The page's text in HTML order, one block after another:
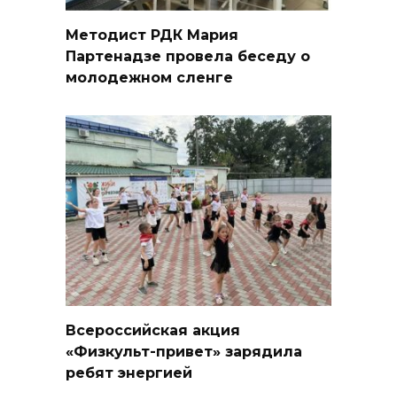
Методист РДК Мария
Партенадзе провела беседу о
молодежном сленге
Всероссийская акция
«Физкульт-привет» зарядила
ребят энергией